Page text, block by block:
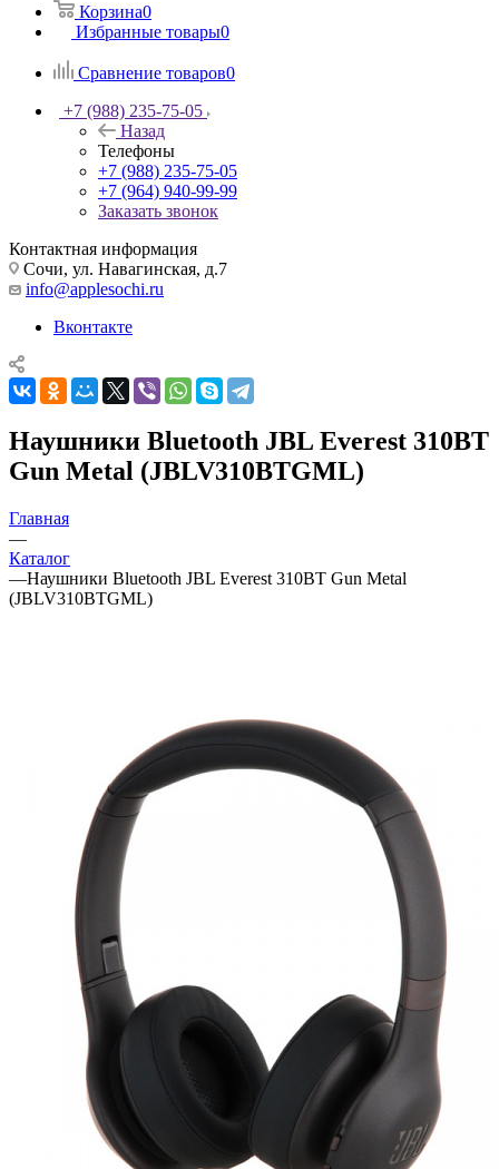
Корзина0
Избранные товары0
Сравнение товаров0
+7 (988) 235-75-05
Назад
Телефоны
+7 (988) 235-75-05
+7 (964) 940-99-99
Заказать звонок
Контактная информация
Сочи, ул. Навагинская, д.7
info@applesochi.ru
Вконтакте
Наушники Bluetooth JBL Everest 310BT
Gun Metal (JBLV310BTGML)
Главная
—
Каталог
—Наушники Bluetooth JBL Everest 310BT Gun Metal
(JBLV310BTGML)